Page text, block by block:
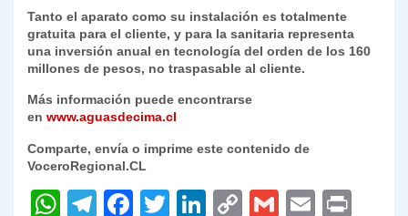
Tanto el aparato como su instalación es totalmente
gratuita para el cliente, y para la sanitaria representa
una inversión anual en tecnología del orden de los 160
millones de pesos, no traspasable al cliente.
Más información puede encontrarse
en www.aguasdecima.cl
Comparte, envía o imprime este contenido de
VoceroRegional.CL
W
T
F
T
Li
C
G
E